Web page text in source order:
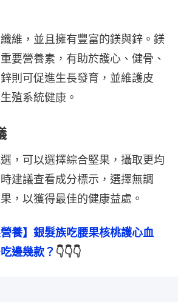
維，並且擁有豐富的鎂與鋅。鎂
要營養素，有助於護心、健骨、
則可促進生長發育，並維護皮
殖系統健康。
，可以選擇綜合堅果，攝取更均
建議查看成分標示，選擇無調
，以獲得最佳的健康益處。
營養】銀髮族吃腰果核桃護心血
邊幾款？ 👇👇👇